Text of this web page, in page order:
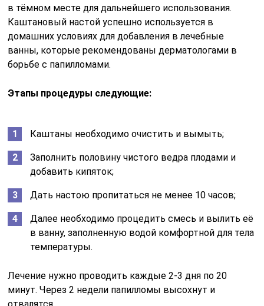
в тёмном месте для дальнейшего использования.
Каштановый настой успешно используется в
домашних условиях для добавления в лечебные
ванны, которые рекомендованы дерматологами в
борьбе с папилломами.
Этапы процедуры следующие:
Каштаны необходимо очистить и вымыть;
Заполнить половину чистого ведра плодами и
добавить кипяток;
Дать настою пропитаться не менее 10 часов;
Далее необходимо процедить смесь и вылить её
в ванну, заполненную водой комфортной для тела
температуры.
Лечение нужно проводить каждые 2-3 дня по 20
минут. Через 2 недели папилломы высохнут и